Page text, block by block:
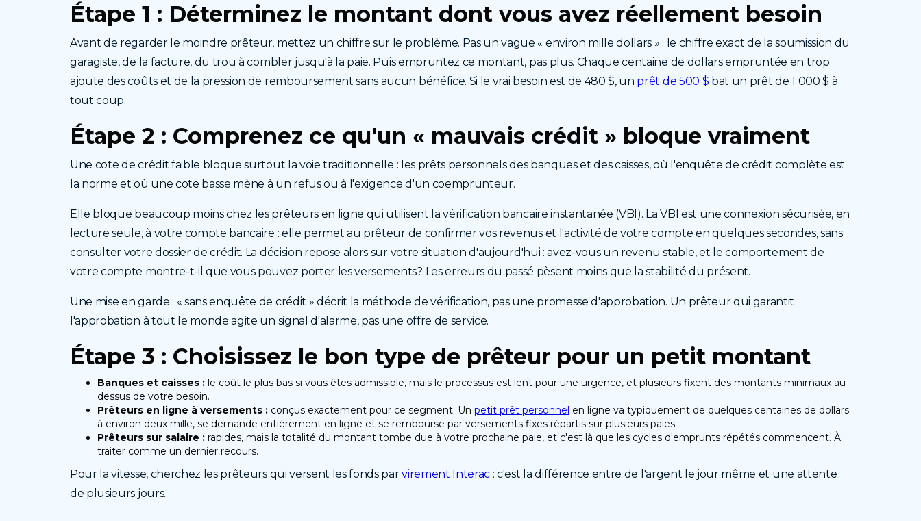
Étape 1 : Déterminez le montant dont vous avez réellement besoin
Avant de regarder le moindre prêteur, mettez un chiffre sur le problème. Pas un vague « environ mille dollars » : le chiffre exact de la soumission du
garagiste, de la facture, du trou à combler jusqu'à la paie. Puis empruntez ce montant, pas plus. Chaque centaine de dollars empruntée en trop
ajoute des coûts et de la pression de remboursement sans aucun bénéfice. Si le vrai besoin est de 480 $, un prêt de 500 $ bat un prêt de 1 000 $ à
tout coup.
Étape 2 : Comprenez ce qu'un « mauvais crédit » bloque vraiment
Une cote de crédit faible bloque surtout la voie traditionnelle : les prêts personnels des banques et des caisses, où l'enquête de crédit complète est
la norme et où une cote basse mène à un refus ou à l'exigence d'un coemprunteur.
Elle bloque beaucoup moins chez les prêteurs en ligne qui utilisent la vérification bancaire instantanée (VBI). La VBI est une connexion sécurisée, en
lecture seule, à votre compte bancaire : elle permet au prêteur de confirmer vos revenus et l'activité de votre compte en quelques secondes, sans
consulter votre dossier de crédit. La décision repose alors sur votre situation d'aujourd'hui : avez-vous un revenu stable, et le comportement de
votre compte montre-t-il que vous pouvez porter les versements? Les erreurs du passé pèsent moins que la stabilité du présent.
Une mise en garde : « sans enquête de crédit » décrit la méthode de vérification, pas une promesse d'approbation. Un prêteur qui garantit
l'approbation à tout le monde agite un signal d'alarme, pas une offre de service.
Étape 3 : Choisissez le bon type de prêteur pour un petit montant
Banques et caisses : le coût le plus bas si vous êtes admissible, mais le processus est lent pour une urgence, et plusieurs fixent des montants minimaux au-
dessus de votre besoin.
Prêteurs en ligne à versements : conçus exactement pour ce segment. Un petit prêt personnel en ligne va typiquement de quelques centaines de dollars
à environ deux mille, se demande entièrement en ligne et se rembourse par versements fixes répartis sur plusieurs paies.
Prêteurs sur salaire : rapides, mais la totalité du montant tombe due à votre prochaine paie, et c'est là que les cycles d'emprunts répétés commencent. À
traiter comme un dernier recours.
Pour la vitesse, cherchez les prêteurs qui versent les fonds parvirement Interac : c'est la différence entre de l'argent le jour même et une attente
de plusieurs jours.